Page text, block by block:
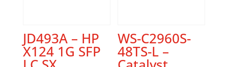
JD493A – HP
X124 1G SFP
WS-C2960S-
48TS-L –